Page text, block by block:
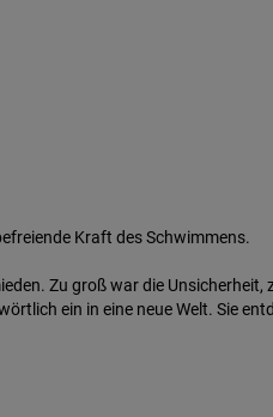
Kraft des Schwimmens.
Zu groß war die Unsicherheit,
ein in eine neue Welt. Sie